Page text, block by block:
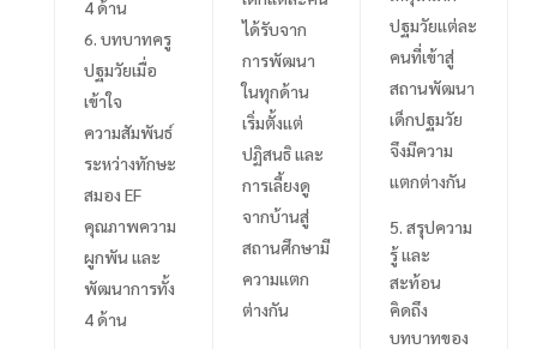
4ด้าน
บทบาทครู
ปฐมวัยเมื่อ
เข้าใจ
ความสัมพันธ์
ระหว่างทักษะ
สมอง EF
คุณภาพความ
ผูกพัน และ
พัฒนาการทั้ง
4ด้าน
ได้รับจาก
การพัฒนา
ในทุกด้าน
เริ่มตั้งแต่
ปฏิสนธิ และ
การเลี้ยงดู
จากบ้านสู่
สถานศึกษามี
ความแตก
ต่างกัน
ปฐมวัยแต่ละ
คนที่เข้าสู่
สถานพัฒนา
เด็กปฐมวัย
จึงมีความ
แตกต่างกัน
5. สรุปความ
รู้ และ
สะท้อน
คิดถึง
บทบาทของ